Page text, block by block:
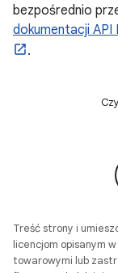
bezpośrednio
dokumentacji API
.
Treść strony i
licencjom opisanym w
towarowymi lub